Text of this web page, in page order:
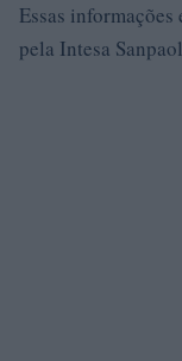
Essas
pela Intesa